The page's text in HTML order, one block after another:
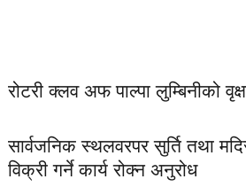
रोटरी क्लव अफ पाल्पा लुम्बिनीको
सार्वजनिक स्थलवरपर सुर्ति तथा
विक्री गर्ने कार्य रोक्न अनुरोध